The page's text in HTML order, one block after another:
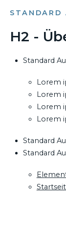
STANDARD
H2 -
Standard
Lorem
Lorem
Lorem
Lorem
Standard
Standard